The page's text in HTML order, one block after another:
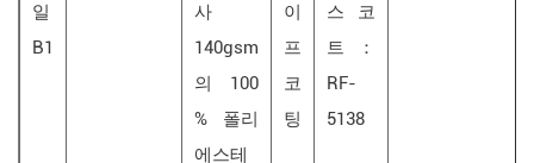
일
B1
사
140gsm
의 100
% 폴리
에스테
이
프
코
팅
스 코
트 ：
RF-
5138